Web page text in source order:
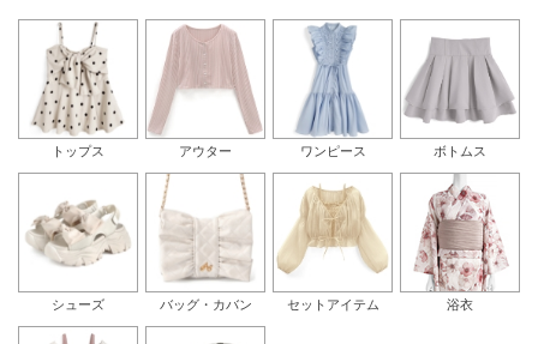
トップス アウター ワンピース ボトムス
シューズ バッグ・カバン セットアイテム 浴衣